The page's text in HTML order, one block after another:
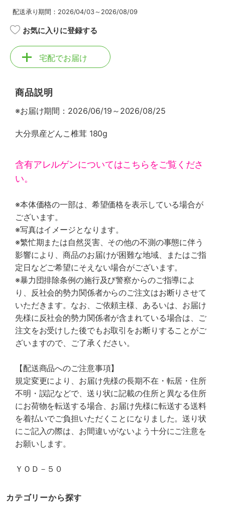
配送承り期間：2026/04/03～2026/08/09
お気に入りに登録する
宅配でお届け
商品説明
※お届け期間：2026/06/19～2026/08/25
大分県産どんこ椎茸 180g
含有アレルゲンについてはこちらをご覧くださ
い。
※本体価格の一部は、希望価格を表示している場合が
ございます。
※写真はイメージとなります。
※繁忙期または自然災害、その他の不測の事態に伴う
影響により、商品のお届けが困難な地域、またはご指
定日などご希望にそえない場合がございます。
※暴力団排除条例の施行及び警察からのご指導によ
り、反社会的勢力関係者からのご注文はお断りさせて
いただきます。なお、ご依頼主様、あるいは、お届け
先様に反社会的勢力関係者が含まれている場合は、ご
注文をお受けした後でもお取引をお断りすることがご
ざいますので、ご了承ください。
【配送商品へのご注意事項】
規定変更により、お届け先様の長期不在・転居・住所
不明・誤記などで、送り状に記載の住所と異なる住所
にお荷物を転送する場合、お届け先様に転送する送料
を着払いでご負担いただくことになりました。送り状
にご記入の際は、お間違いがないよう十分にご注意を
お願いします。
ＹＯＤ－５０
カテゴリーから探す